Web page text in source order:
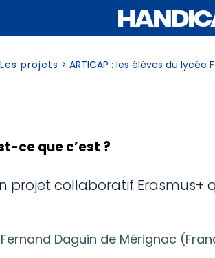
Les projets > ARTICAP : les élèves du lycée
ce que c’est ?
projet collaboratif
Fernand Daguin de Mérignac